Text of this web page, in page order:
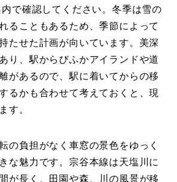
で確認してください。冬季は雪の
ることもあるため、季節によって
たせた計画が向いています。美深
り、駅からびふかアイランドや道
があるので、駅に着いてからの移
るかも合わせて考えておくと、現
す。
の負担がなく車窓の景色をゆっく
な魅力です。宗谷本線は天塩川に
が長く、田園や森、川の風景が移